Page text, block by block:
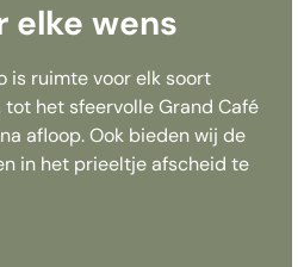
elke wens​
is ruimte voor elk soort
tot het sfeervolle Grand Café
afloop. Ook bieden wij de
in het prieeltje afscheid te